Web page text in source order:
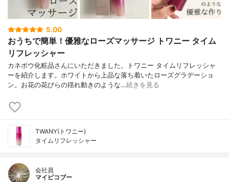
5.00
おうちで簡単！優雅なローズマッサージ トワニー タイム
リフレッシャー
カネボウ化粧品さんにいただきました。トワニー タイムリフレッシャ
ーを紹介します。ホワイトから上品な落ち着いたローズグラデーショ
ン。お花の花びらの揺れ動きのような…続きを見る
TWANY(トワニー)
タイムリフレッシャー
会社員
マイピコブー